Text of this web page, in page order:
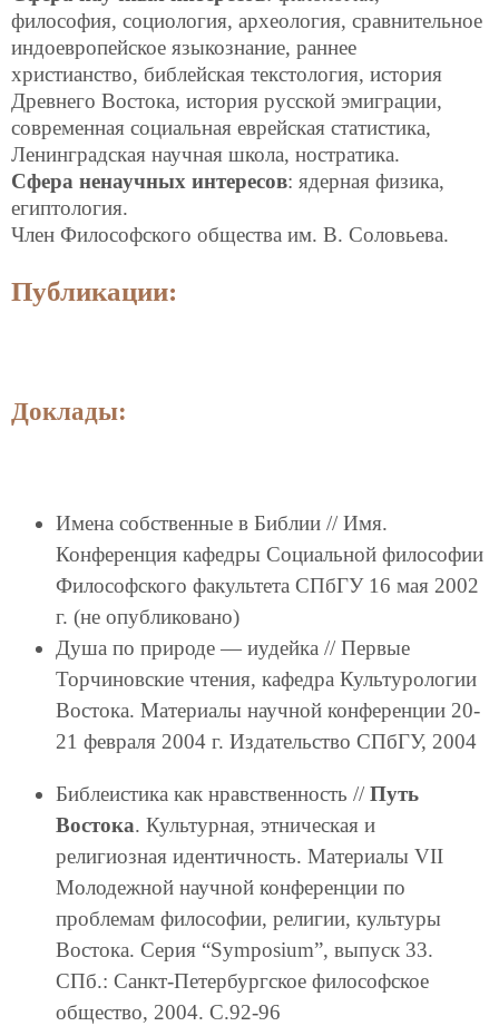
философия, социология, археология, сравнительное
индоевропейское языкознание, раннее
христианство, библейская текстология, история
Древнего Востока, история русской эмиграции,
современная социальная еврейская статистика,
Ленинградская научная школа, ностратика.
Сфера ненаучных интересов: ядерная физика,
египтология.
Член Философского общества им. В. Соловьева.
Публикации:
Доклады:
Имена собственные в Библии // Имя.
Конференция кафедры Социальной философии
Философского факультета СПбГУ 16 мая 2002
г. (не опубликовано)
Душа по природе — иудейка // Первые
Торчиновские чтения, кафедра Культурологии
Востока. Материалы научной конференции 20-
21 февраля 2004 г. Издательство СПбГУ, 2004
Библеистика как нравственность // Путь
Востока. Культурная, этническая и
религиозная идентичность. Материалы VII
Молодежной научной конференции по
проблемам философии, религии, культуры
Востока. Серия “Symposium”, выпуск 33.
СПб.: Санкт-Петербургское философское
общество, 2004. С.92-96